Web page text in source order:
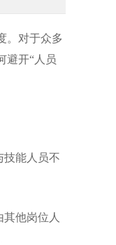
。对于众多
避开“人员
能人员不
他岗位人